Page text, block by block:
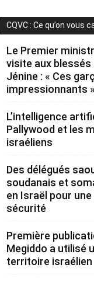
CQVC : Ce qu’on vous
Le Premier
visite aux blessés
Jénine : « Ces
impressionnants »
L’intelligence
Pallywood et les
israéliens
Des délégués
soudanais et
en Israël pour
sécurité
Première
Megiddo a utilisé
territoire israélien